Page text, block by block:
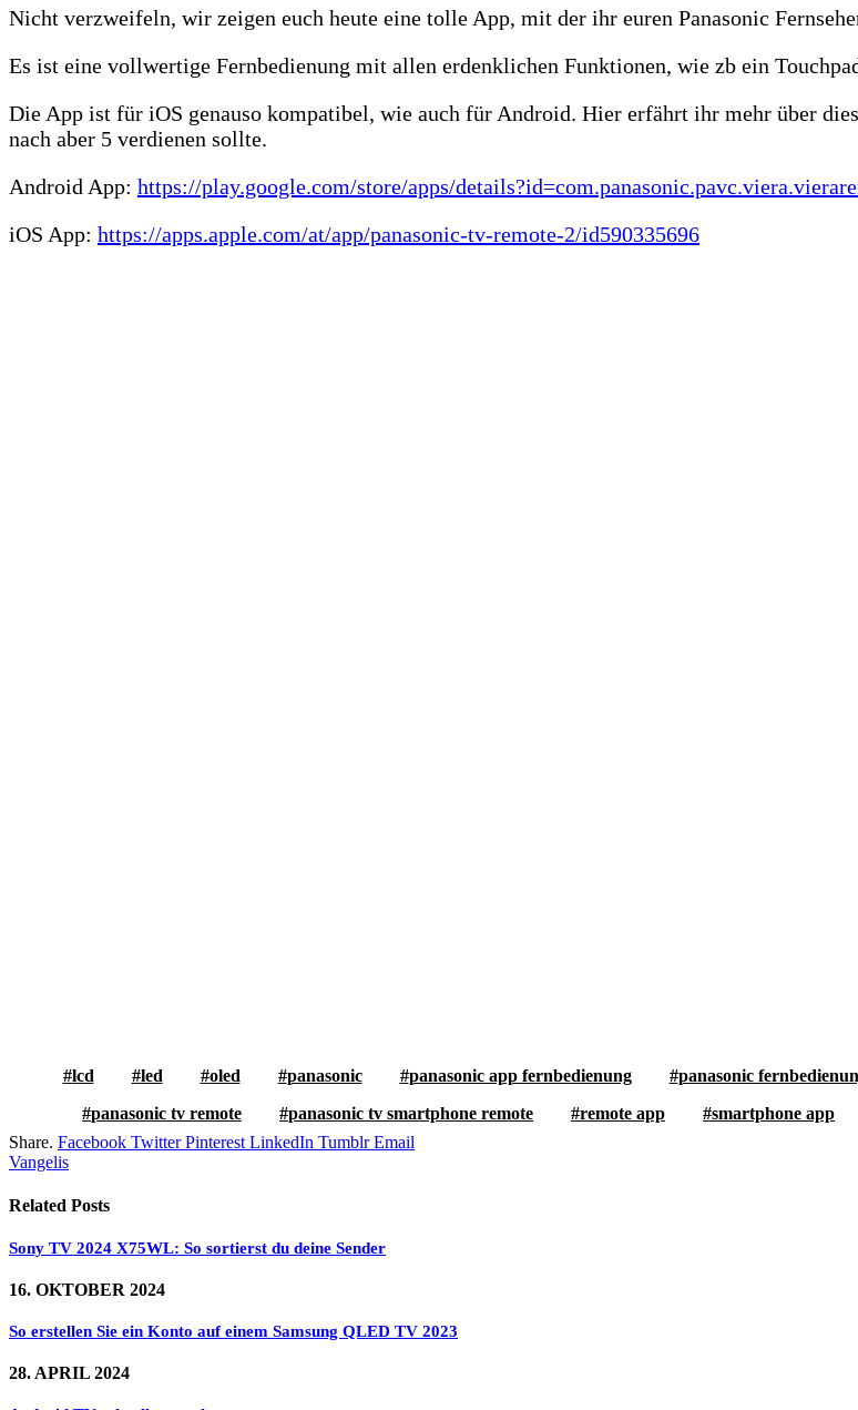
Nicht verzweifeln, wir zeigen euch heute eine tolle App, mit der ihr euren Panasonic
Es ist eine vollwertige Fernbedienung mit allen erdenklichen Funktionen, wie zb ein
Die App ist für iOS genauso kompatibel, wie auch für Android. Hier erfährt ihr mehr über
nach aber 5 verdienen sollte.
Android App: https://play.google.com/store/apps/
iOS App: https://apps.apple.com/at/app/panasonic-tv-remote-2/id590335696
lcd led oled panasonic panasonic app fernbedienung panasonic
panasonic tv remote
panasonic tv smartphone remote remote app smartphone app
Share. Facebook Twitter Pinterest LinkedIn Tumblr Email
Vangelis
Related Posts
Sony TV 2024 X75WL: So sortierst du deine Sender
16. OKTOBER 2024
So erstellen Sie ein Konto auf einem Samsung QLED TV 2023
28. APRIL 2024